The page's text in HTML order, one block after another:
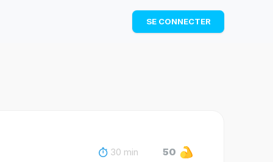
TÉLÉCHARGER
SE CONNECTER
30 min 50